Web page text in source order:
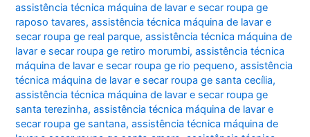
assistência técnica máquina de lavar e secar roupa ge
raposo tavares,assistência técnica máquina de lavar e
secar roupa ge real parque,assistência técnica máquina de
lavar e secar roupa ge retiro morumbi,assistência técnica
máquina de lavar e secar roupa ge rio pequeno,assistência
técnica máquina de lavar e secar roupa ge santa cecília,
assistência técnica máquina de lavar e secar roupa ge
santa terezinha,assistência técnica máquina de lavar e
secar roupa ge santana,assistência técnica máquina de